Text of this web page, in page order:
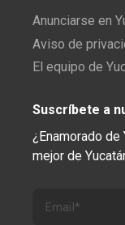
Anunciarse en
Aviso de
El equipo de
Suscríbete a
¿Enamorado de
mejor de